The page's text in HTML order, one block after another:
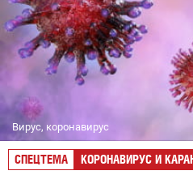
Вирус, коронавирус
СПЕЦТЕМА КОРОНАВИРУС И